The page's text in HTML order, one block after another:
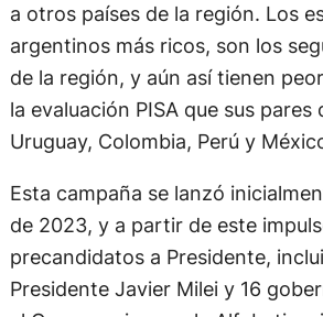
a otros países de la región. Los
argentinos más ricos, son los
de la región, y aún así tienen
la evaluación PISA que sus pares
Uruguay, Colombia, Perú y
Esta campaña se lanzó
de 2023, y a partir de este
precandidatos a Presidente,
Presidente Javier Milei y 16